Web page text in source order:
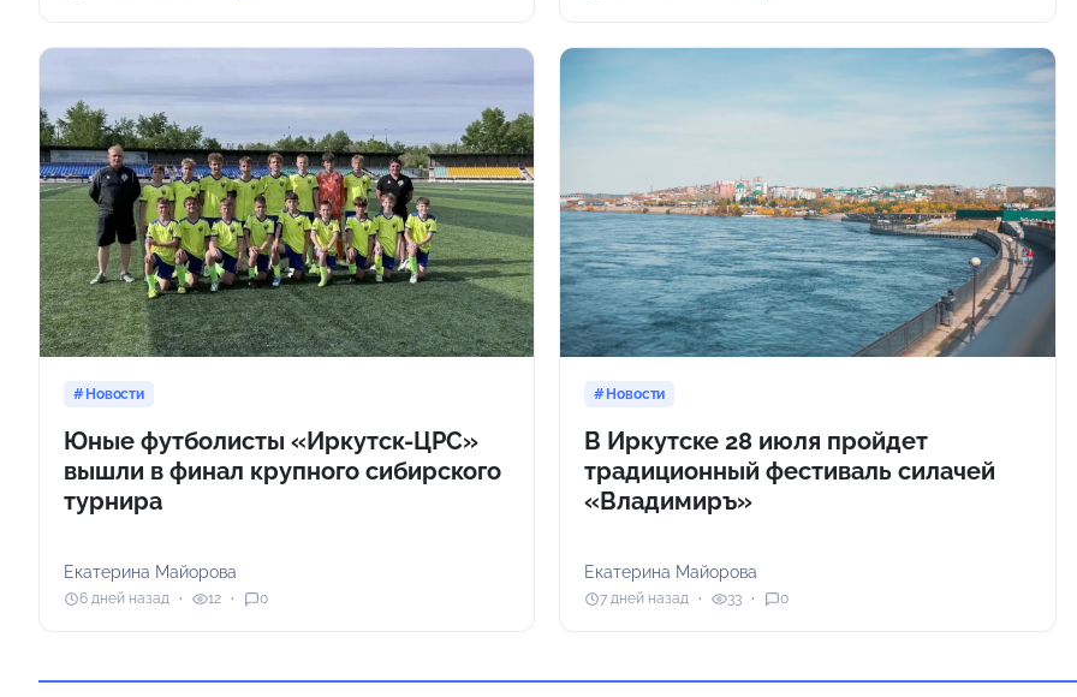
Новости
Юные футболисты «Иркутск-ЦРС»
вышли в финал крупного сибирского
турнира
Екатерина Майорова
6 дней назад 12 0
Новости
В Иркутске 28 июля пройдет
традиционный фестиваль силачей
«Владимиръ»
Екатерина Майорова
7 дней назад 33 0